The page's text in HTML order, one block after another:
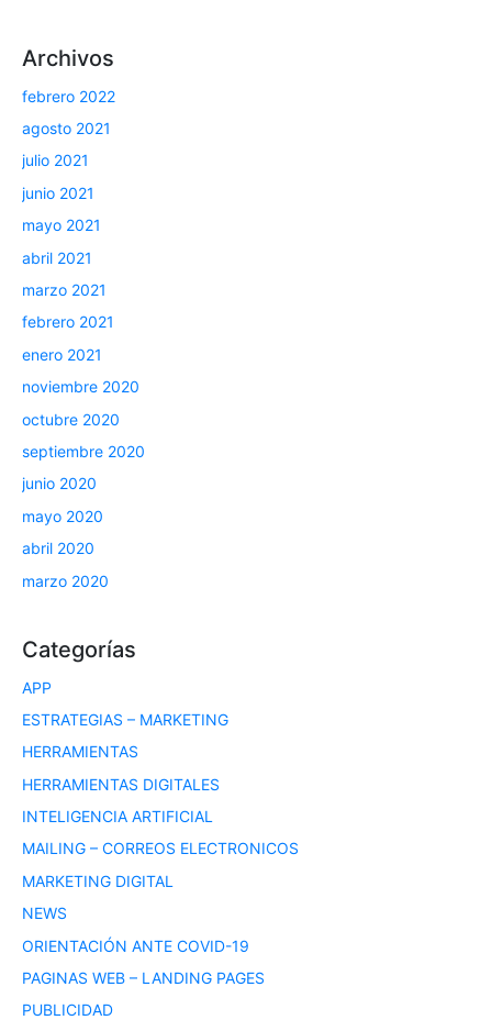
Archivos
febrero 2022
agosto 2021
julio 2021
junio 2021
mayo 2021
abril 2021
marzo 2021
febrero 2021
enero 2021
noviembre 2020
octubre 2020
septiembre 2020
junio 2020
mayo 2020
abril 2020
marzo 2020
Categorías
APP
ESTRATEGIAS – MARKETING
HERRAMIENTAS
HERRAMIENTAS DIGITALES
INTELIGENCIA ARTIFICIAL
MAILING – CORREOS ELECTRONICOS
MARKETING DIGITAL
NEWS
ORIENTACIÓN ANTE COVID-19
PAGINAS WEB – LANDING PAGES
PUBLICIDAD